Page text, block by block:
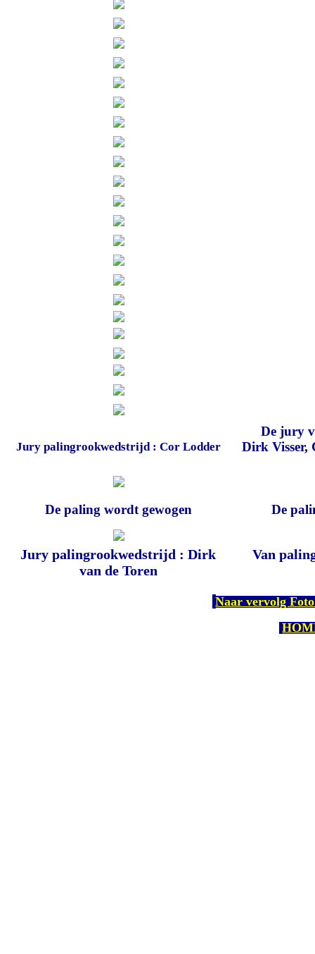
Jury palingrookwedstrijd : Cor Lodder
De jury
Dirk Visser,
De paling wordt gewogen De
Jury palingrookwedstrijd : Dirk
van de Toren
Van
Naar vervolg